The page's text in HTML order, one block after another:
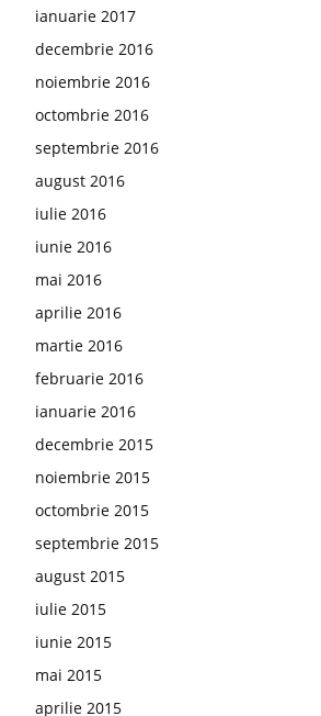
ianuarie 2017
decembrie 2016
noiembrie 2016
octombrie 2016
septembrie 2016
august 2016
iulie 2016
iunie 2016
mai 2016
aprilie 2016
martie 2016
februarie 2016
ianuarie 2016
decembrie 2015
noiembrie 2015
octombrie 2015
septembrie 2015
august 2015
iulie 2015
iunie 2015
mai 2015
aprilie 2015